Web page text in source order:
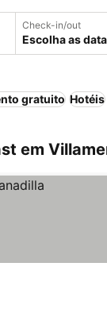
Check-in/out
Escolha as
gratuito Hotéis
em